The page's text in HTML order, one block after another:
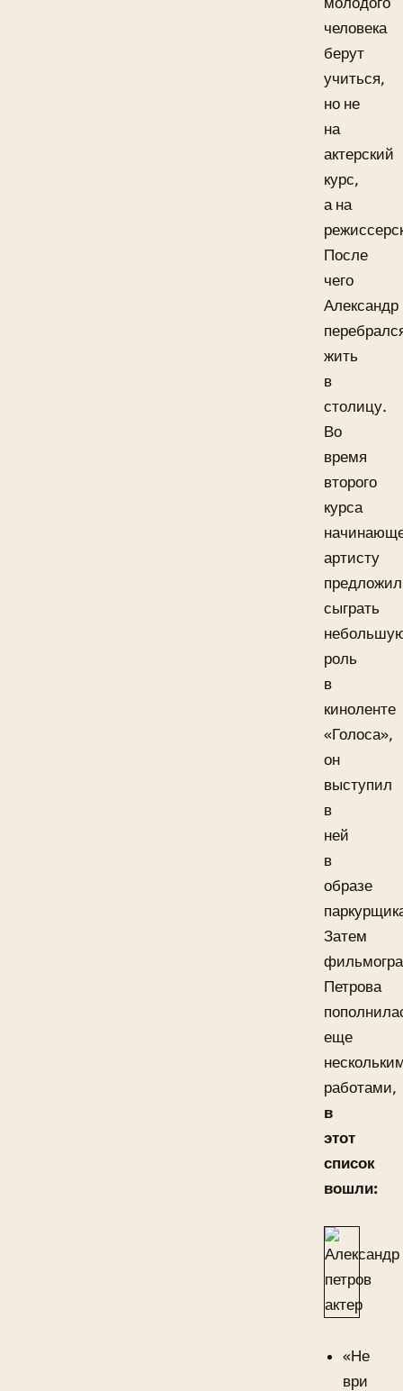
человека
берут
учиться,
но не
на
актерский
курс,
а на
После
чего
Александр
жить
в
столицу.
Во
время
второго
курса
артисту
сыграть
роль
в
киноленте
«Голоса»,
он
выступил
в
ней
в
образе
Затем
Петрова
еще
работами,
в
этот
список
вошли:
«Не
ври